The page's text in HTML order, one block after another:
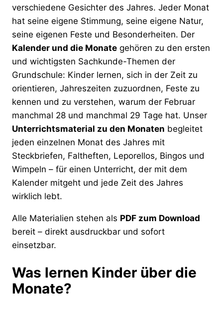
verschiedene Gesichter des Jahres. Jeder Monat
hat seine eigene Stimmung, seine eigene Natur,
seine eigenen Feste und Besonderheiten. Der
Kalender und die Monate gehören zu den ersten
und wichtigsten Sachkunde-Themen der
Grundschule: Kinder lernen, sich in der Zeit zu
orientieren, Jahreszeiten zuzuordnen, Feste zu
kennen und zu verstehen, warum der Februar
manchmal 28 und manchmal 29 Tage hat. Unser
Unterrichtsmaterial zu den Monaten begleitet
jeden einzelnen Monat des Jahres mit
Steckbriefen, Faltheften, Leporellos, Bingos und
Wimpeln – für einen Unterricht, der mit dem
Kalender mitgeht und jede Zeit des Jahres
wirklich lebt.
Alle Materialien stehen als PDF zum Download
bereit – direkt ausdruckbar und sofort
einsetzbar.
Was lernen Kinder über die
Monate?